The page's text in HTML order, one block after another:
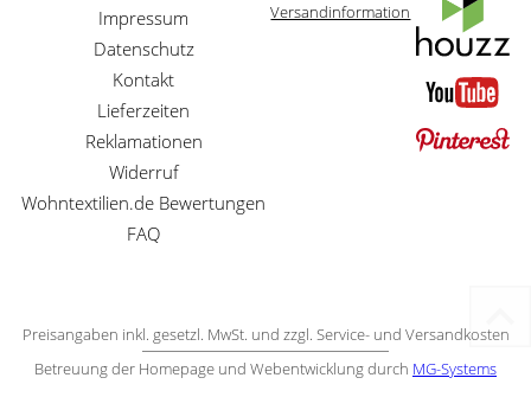
Impressum
Datenschutz
Kontakt
Lieferzeiten
Reklamationen
Widerruf
Wohntextilien.de Bewertungen
FAQ
Versandinformation
Preisangaben inkl. gesetzl. MwSt. und zzgl. Service- und Versandkosten
Betreuung der Homepage und Webentwicklung durch MG-Systems